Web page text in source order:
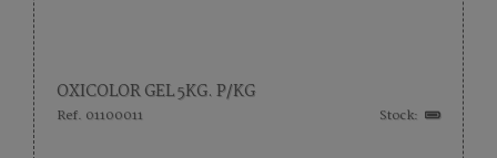
OXICOLOR GEL 5KG. P/KG
Ref. 01100011 Stock: